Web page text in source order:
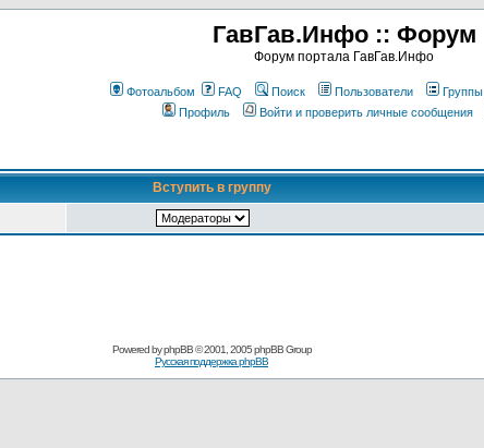
ГавГав.Инфо :: Форум
Форум портала ГавГав.Инфо
Фотоальбом FAQ Поиск Пользователи Группы
Профиль
Войти и проверить личные сообщения
Вступить в группу
Powered byphpBB© 2001, 2005 phpBB Group
Русская поддержка phpBB